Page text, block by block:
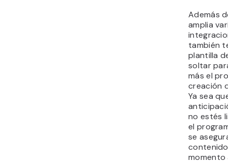
Además
amplia
también
plantilla
soltar
más el
creación
Ya sea
no estés
el
se
momento